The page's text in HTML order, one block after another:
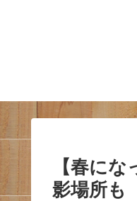
【春に
影場所も